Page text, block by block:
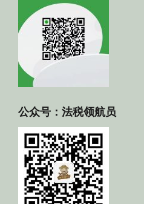
公众号：法税领航员